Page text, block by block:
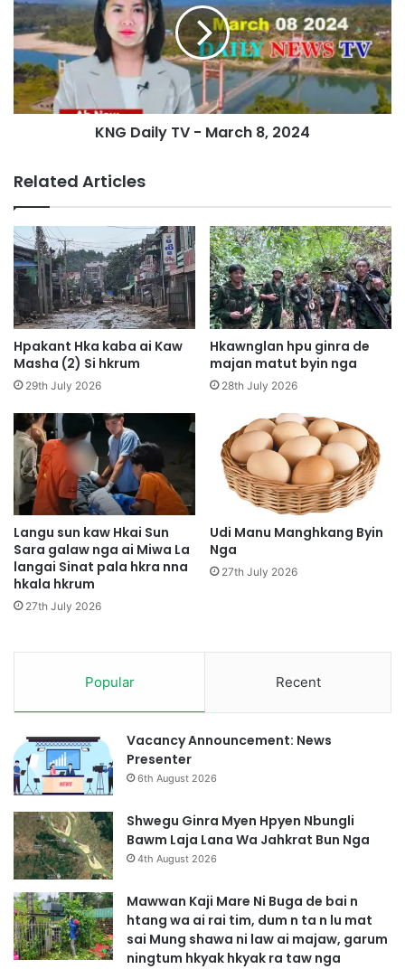
m
e
n
'
s
D
t
e
J
i
n
g
h
p
a
w
A
y
u
h
a
y
i
S
h
i
m
D
a
i
l
y
T
a
r
c
h
8
,
2
0
2
4
KNG Daily TV - March 8, 2024
Related Articles
Hpakant Hka kaba ai Kaw
Masha (2) Si hkrum
29th July 2026
Hkawnglan hpu ginra de
majan matut byin nga
28th July 2026
Langu sun kaw Hkai Sun
Sara galaw nga ai Miwa La
langai Sinat pala hkra nna
hkala hkrum
27th July 2026
Udi Manu Manghkang Byin
Nga
27th July 2026
Popular Recent
Vacancy Announcement: News
Presenter
6th August 2026
Shwegu Ginra Myen Hpyen Nbungli
Bawm Laja Lana Wa Jahkrat Bun Nga
4th August 2026
Mawwan Kaji Mare Ni Buga de bai n
htang wa ai rai tim, dum n ta n lu mat
sai Mung shawa ni law ai majaw, garum
ningtum hkyak hkyak ra taw nga